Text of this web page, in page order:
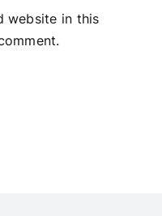
website in this